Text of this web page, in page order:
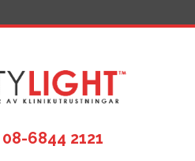
08-6844 2121